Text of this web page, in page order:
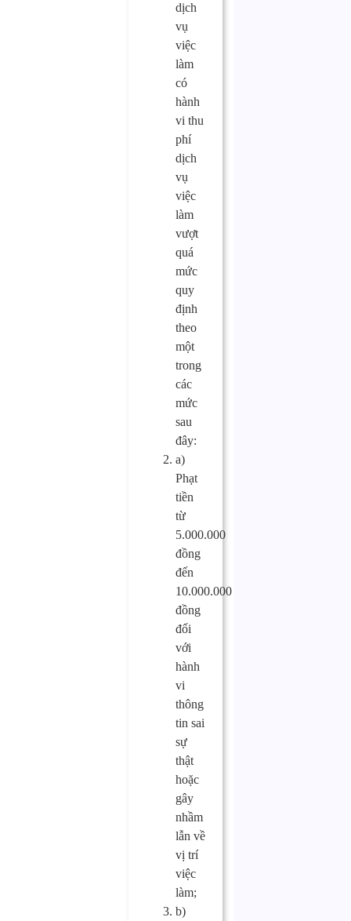
dịch
vụ
việc
làm
có
hành
vi thu
phí
dịch
vụ
việc
làm
vượt
quá
mức
quy
định
theo
một
trong
các
mức
sau
đây:
a)
Phạt
tiền
từ
5.000.000
đồng
đến
10.000.000
đồng
đối
với
hành
vi
thông
tin sai
sự
thật
hoặc
gây
nhầm
lẫn về
vị trí
việc
làm;
b)